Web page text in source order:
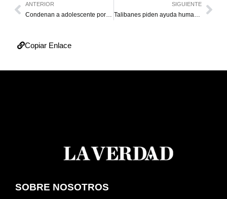
ANTERIOR SIGUIENTE
Copiar Enlace
SOBRE NOSOTROS